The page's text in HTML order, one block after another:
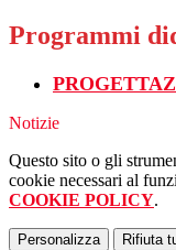
Programmi
Notizie
Questo sito o gli
cookie necessari al
COOKIE POLICY.
Personalizza Rifiuta